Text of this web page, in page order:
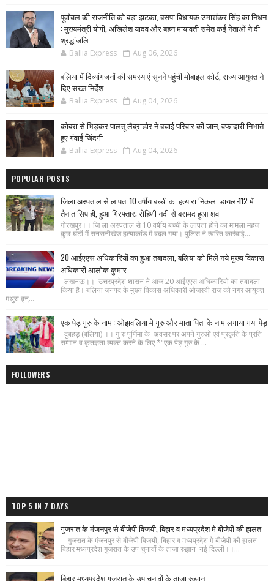
पूर्वांचल की राजनीति को बड़ा झटका, बसपा विधायक उमाशंकर सिंह का निधन
: मुख्यमंत्री योगी, अखिलेश यादव और बहन मायावती समेत कई नेताओं ने दी
श्रद्धांजलि
Ballia Express Aug 06, 2026
बलिया में दिव्यांगजनों की समस्याएं सुनने पहुंची मोबाइल कोर्ट, राज्य आयुक्त ने
दिए सख्त निर्देश
Ballia Express Aug 04, 2026
कोबरा से भिड़कर पालतू लैब्राडोर ने बचाई परिवार की जान, वफादारी निभाते
हुए गंवाई जिंदगी
Ballia Express Aug 04, 2026
POPULAR POSTS
जिला अस्पताल से लापता 10 वर्षीय बच्ची का हत्यारा निकला डायल-112 में
तैनात सिपाही, हुआ गिरफ्तार; रोहिणी नदी से बरामद हुआ शव
गोरखपुर।। जि ला अस्पताल से 10 वर्षीय बच्ची के लापता होने का मामला महज
कुछ घंटों में सनसनीखेज हत्याकांड में बदल गया। पुलिस ने त्वरित कार्रवाई...
20 आईएएस अधिकारियों का हुआ तबादला, बलिया को मिले नये मुख्य विकास
अधिकारी आलोक कुमार
लखनऊ।। उत्तरप्रदेश शासन ने आज 20 आईएएस अधिकारियो का तबादला
किया है। बलिया जनपद के मुख्य विकास अधिकारी ओजस्वी राज को नगर आयुक्त
मथुरा वृन्...
एक पेड़ गुरु के नाम : ओझवलिया मे गुरु और माता पिता के नाम लगाया गया पेड़
दुबहड़ (बलिया) ।। गु रु पूर्णिमा के अवसर पर अपने गुरुओं एवं प्रकृति के प्रति
सम्मान व कृतज्ञता व्यक्त करने के लिए *"एक पेड़ गुरु के ...
FOLLOWERS
TOP 5 IN 7 DAYS
गुजरात के मंजनपुर से बीजेपी विजयी, बिहार व मध्यप्रदेश मे बीजेपी की हालत
गुजरात के मंजनपुर से बीजेपी विजयी, बिहार व मध्यप्रदेश मे बीजेपी की हालत
बिहार मध्यप्रदेश गुजरात के उप चुनावों के ताज़ा रुझान नई दिल्ली।।...
बिहार मध्यप्रदेश गुजरात के उप चुनावों के ताज़ा रुझान